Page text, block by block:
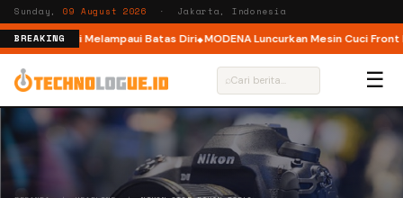
Sunday, 09 August 2026 · Jakarta, Indonesia
BREAKING
Ajak Pelari Melampaui Batas Diri MODENA Luncurkan Mesin Cuci Front
⌕ ☰